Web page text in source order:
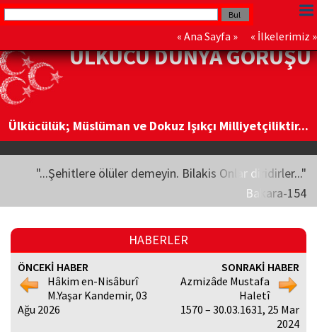
« Ana Sayfa » « İlkelerimiz »
ÜLKÜCÜ DÜNYA GÖRÜŞÜ
Ülkücülük; Müslüman ve Dokuz Işıkçı Milliyetçiliktir...
"...Şehitlere ölüler demeyin. Bilakis Onlar diridirler..."
Bakara-154
HABERLER
ÖNCEKİ HABER
Hâkim en-Nisâburî
M.Yaşar Kandemir, 03
Ağu 2026
SONRAKİ HABER
Azmizâde Mustafa
Haletî
1570 – 30.03.1631, 25 Mar
2024